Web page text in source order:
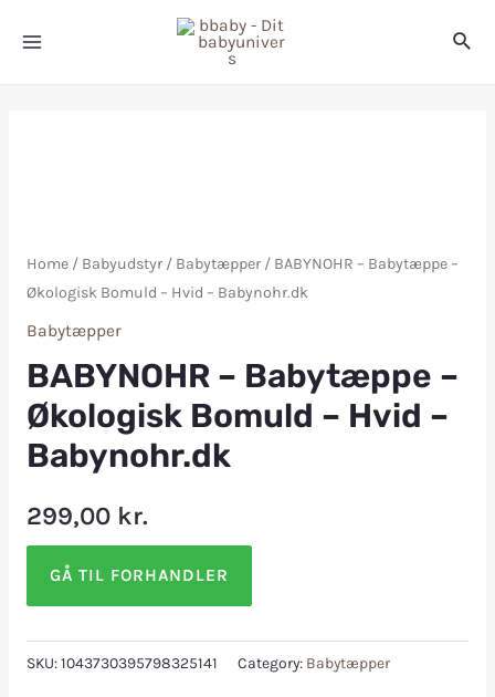
Home/ Babyudstyr/ Babytæpper/ BABYNOHR – Babytæppe –
Økologisk Bomuld – Hvid – Babynohr.dk
Babytæpper
BABYNOHR – Babytæppe –
Økologisk Bomuld – Hvid –
Babynohr.dk
299,00 kr.
GÅ TIL FORHANDLER
SKU:1043730395798325141 Category: Babytæpper